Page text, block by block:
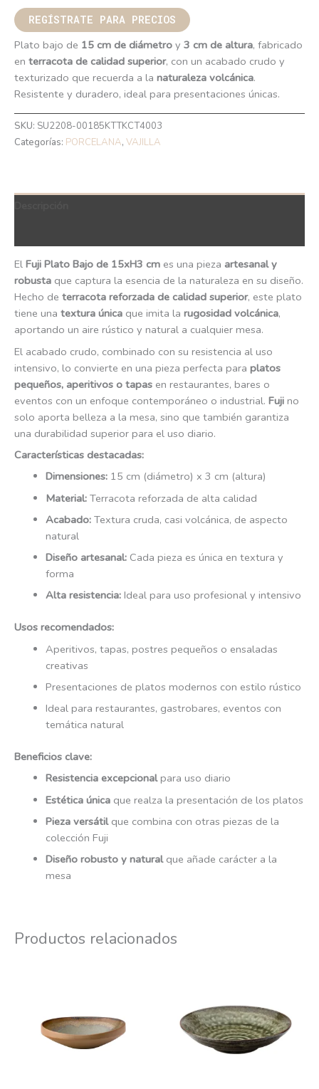
REGÍSTRATE PARA PRECIOS
Plato bajo de 15 cm de diámetro y 3 cm de altura, fabricado
en terracota de calidad superior, con un acabado crudo y
texturizado que recuerda a la naturaleza volcánica.
Resistente y duradero, ideal para presentaciones únicas.
SKU: SU2208-00185KTTKCT4003
Categorías: PORCELANA, VAJILLA
El Fuji Plato Bajo de 15xH3 cm es una pieza artesanal y
robusta que captura la esencia de la naturaleza en su diseño.
Hecho de terracota reforzada de calidad superior, este plato
tiene una textura única que imita la rugosidad volcánica,
aportando un aire rústico y natural a cualquier mesa.
El acabado crudo, combinado con su resistencia al uso
intensivo, lo convierte en una pieza perfecta para platos
pequeños, aperitivos o tapas en restaurantes, bares o
eventos con un enfoque contemporáneo o industrial. Fuji no
solo aporta belleza a la mesa, sino que también garantiza
una durabilidad superior para el uso diario.
Características destacadas:
Dimensiones:15 cm (diámetro) x 3 cm (altura)
Material:Terracota reforzada de alta calidad
Acabado:Textura cruda, casi volcánica, de aspecto
natural
Diseño artesanal:Cada pieza es única en textura y
forma
Alta resistencia:Ideal para uso profesional y intensivo
Usos recomendados:
Aperitivos, tapas, postres pequeños o ensaladas
creativas
Presentaciones de platos modernos con estilo rústico
Ideal para restaurantes, gastrobares, eventos con
temática natural
Beneficios clave:
Resistencia excepcionalpara uso diario
Estética únicaque realza la presentación de los platos
Pieza versátilque combina con otras piezas de la
colección Fuji
Diseño robusto y naturalque añade carácter a la
mesa
Productos relacionados